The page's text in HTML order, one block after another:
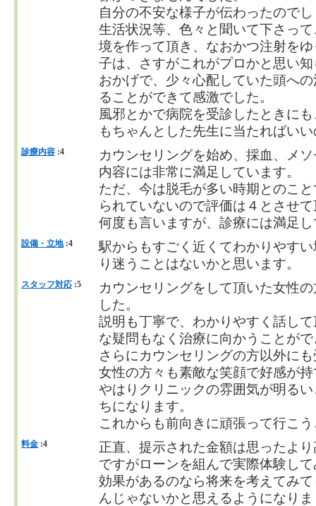
自分の不安な様子が伝わったので
生活状況等、色々と聞いて下さっ
境を作って頂き、なおかつ注射を
子は、さすがこれがプロかと思い
おかげで、少々心配していた頭へ
ることができて感激でした。
風邪とかで病院を受診したときに
もちゃんとした先生に当たればい
診療内容 :4
カウンセリングを始め、採血、メ
内容には非常に満足しています。
ただ、今は脱毛が多い時期とのこ
られていないので評価は４とさせ
何度も言いますが、診療には満足
設備・立地:4
駅からもすごく近くてわかりやす
り迷うことはないかと思います。
スタッフ対応 :5
カウンセリングをして頂いた女性
した。
説明も丁寧で、わかりやすく話し
な疑問もなく治療に向かうことが
さらにカウンセリングの方以外に
女性の方々も素敵な笑顔で好感が
やはりクリニックの雰囲気が明る
ちになります。
これからも前向きに頑張って行こ
料金 :4
正直、提示された金額は思ったよ
ですがローンを組んで実際体験し
効果があるのなら将来を考えてみ
んじゃないかと思えるようになり